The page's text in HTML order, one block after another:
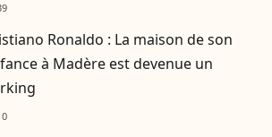
Ronaldo : La maison de son
à Madère est devenue un